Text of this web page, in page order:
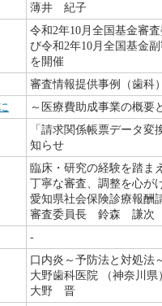
薄井 紀子
令和2年10月全国基金審
び令和2年10月全国基金
を開催
審査情報提供事例（歯科
～医療費助成事業の概要
「請求関係帳票データ
知らせ
臨床・研究の経験を踏ま
丁寧な審査、調整を心が
愛知県社会保険診療報酬
審査委員長 鈴森 謙次
-
口内炎～予防法と対処法
大野歯科医院 （神奈川
大野 晋